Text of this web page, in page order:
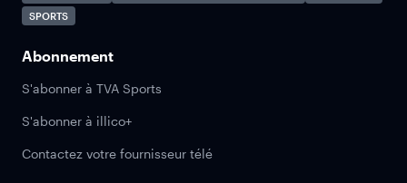
SPORTS
Abonnement
S'abonner à TVA Sports
S'abonner à illico+
Contactez votre fournisseur télé